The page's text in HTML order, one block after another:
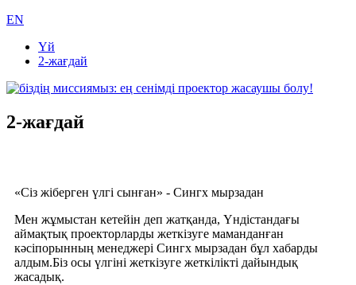
EN
Үй
2-жағдай
2-жағдай
«Сіз жіберген үлгі сынған» - Сингх мырзадан
Мен жұмыстан кетейін деп жатқанда, Үндістандағы
аймақтық проекторларды жеткізуге маманданған
кәсіпорынның менеджері Сингх мырзадан бұл хабарды
алдым.Біз осы үлгіні жеткізуге жеткілікті дайындық
жасадық.